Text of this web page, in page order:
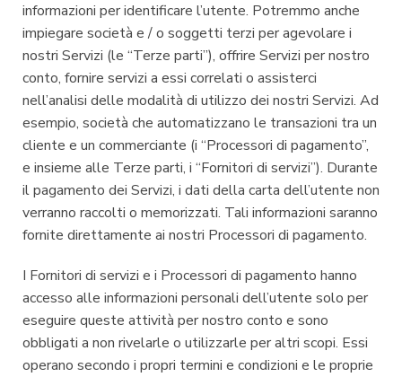
informazioni per identificare l’utente. Potremmo anche
impiegare società e / o soggetti terzi per agevolare i
nostri Servizi (le “Terze parti”), offrire Servizi per nostro
conto, fornire servizi a essi correlati o assisterci
nell’analisi delle modalità di utilizzo dei nostri Servizi. Ad
esempio, società che automatizzano le transazioni tra un
cliente e un commerciante (i “Processori di pagamento”,
e insieme alle Terze parti, i “Fornitori di servizi”). Durante
il pagamento dei Servizi, i dati della carta dell’utente non
verranno raccolti o memorizzati. Tali informazioni saranno
fornite direttamente ai nostri Processori di pagamento.
I Fornitori di servizi e i Processori di pagamento hanno
accesso alle informazioni personali dell’utente solo per
eseguire queste attività per nostro conto e sono
obbligati a non rivelarle o utilizzarle per altri scopi. Essi
operano secondo i propri termini e condizioni e le proprie